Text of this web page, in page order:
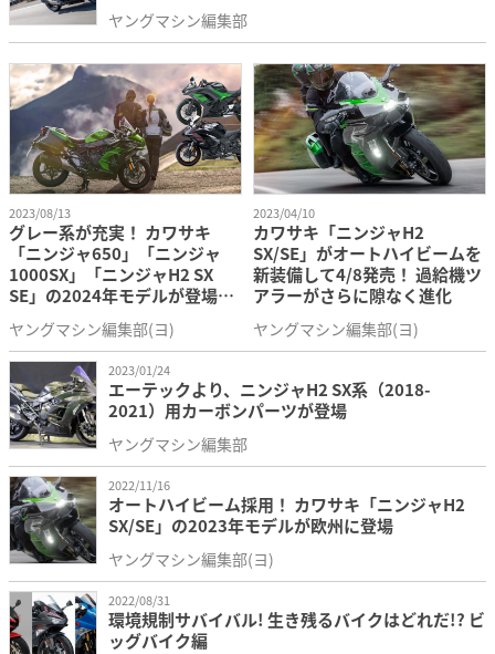
ヤングマシン編集部
2023/08/13
グレー系が充実！ カワサキ
「ニンジャ650」「ニンジャ
1000SX」「ニンジャH2 SX
SE」の2024年モデルが登場
ヤングマシン編集部(ヨ)
2023/04/10
カワサキ「ニンジャH2
SX/SE」がオートハイビームを
新装備して4/8発売！ 過給機ツ
アラーがさらに隙なく進化
ヤングマシン編集部(ヨ)
2023/01/24
エーテックより、ニンジャH2 SX系（2018-
2021）用カーボンパーツが登場
ヤングマシン編集部
2022/11/16
オートハイビーム採用！ カワサキ「ニンジャH2
SX/SE」の2023年モデルが欧州に登場
ヤングマシン編集部(ヨ)
2022/08/31
環境規制サバイバル! 生き残るバイクはどれだ!? ビ
ッグバイク編